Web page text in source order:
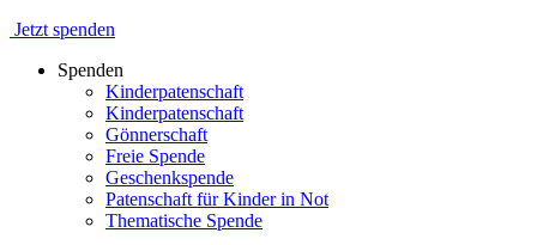
Jetzt spenden
Spenden
Kinderpatenschaft
Kinderpatenschaft
Gönnerschaft
Freie Spende
Geschenkspende
Patenschaft für Kinder in Not
Thematische Spende